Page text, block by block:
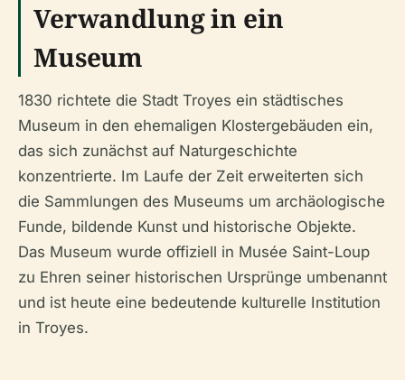
Verwandlung in ein
Museum
1830 richtete die Stadt Troyes ein städtisches
Museum in den ehemaligen Klostergebäuden ein,
das sich zunächst auf Naturgeschichte
konzentrierte. Im Laufe der Zeit erweiterten sich
die Sammlungen des Museums um archäologische
Funde, bildende Kunst und historische Objekte.
Das Museum wurde offiziell in Musée Saint-Loup
zu Ehren seiner historischen Ursprünge umbenannt
und ist heute eine bedeutende kulturelle Institution
in Troyes.